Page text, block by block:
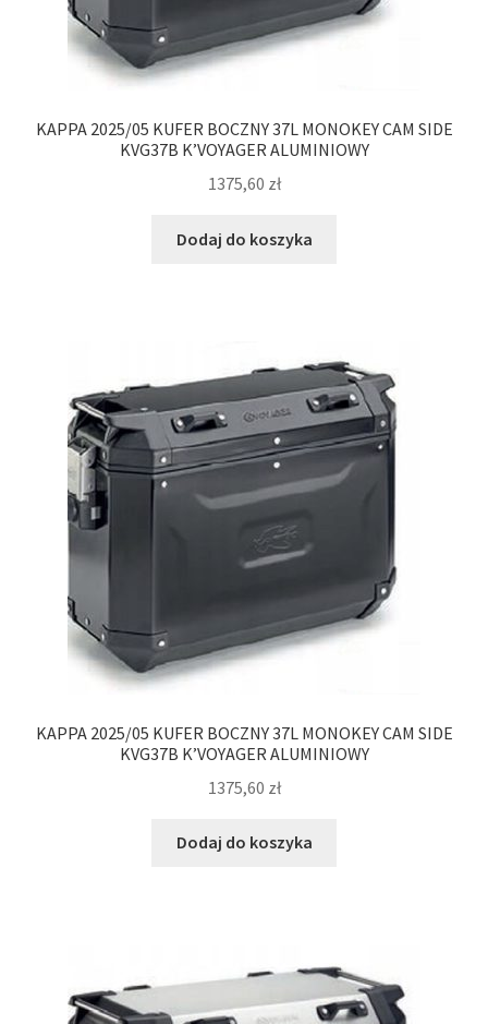
KAPPA 2025/05 KUFER BOCZNY 37L MONOKEY CAM SIDE
KVG37B K’VOYAGER ALUMINIOWY
1375,60 zł
Dodaj do koszyka
KAPPA 2025/05 KUFER BOCZNY 37L MONOKEY CAM SIDE
KVG37B K’VOYAGER ALUMINIOWY
1375,60 zł
Dodaj do koszyka